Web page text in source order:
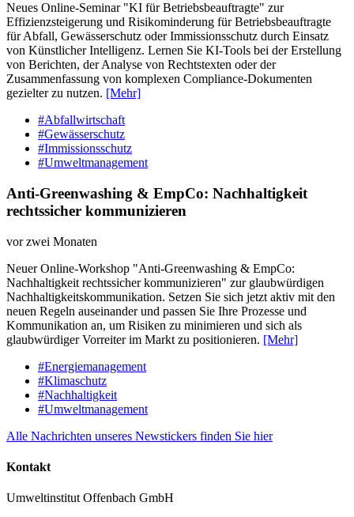
Neues Online-Seminar "KI für Betriebsbeauftragte" zur
Effizienzsteigerung und Risikominderung für Betriebsbeauftragte
für Abfall, Gewässerschutz oder Immissionsschutz durch Einsatz
von Künstlicher Intelligenz. Lernen Sie KI-Tools bei der Erstellung
von Berichten, der Analyse von Rechtstexten oder der
Zusammenfassung von komplexen Compliance-Dokumenten
gezielter zu nutzen. [Mehr]
#Abfallwirtschaft
#Gewässerschutz
#Immissionsschutz
#Umweltmanagement
Anti-Greenwashing & EmpCo: Nachhaltigkeit
rechtssicher kommunizieren
vor zwei Monaten
Neuer Online-Workshop "Anti-Greenwashing & EmpCo:
Nachhaltigkeit rechtssicher kommunizieren" zur glaubwürdigen
Nachhaltigkeitskommunikation. Setzen Sie sich jetzt aktiv mit den
neuen Regeln auseinander und passen Sie Ihre Prozesse und
Kommunikation an, um Risiken zu minimieren und sich als
glaubwürdiger Vorreiter im Markt zu positionieren. [Mehr]
#Energiemanagement
#Klimaschutz
#Nachhaltigkeit
#Umweltmanagement
Alle Nachrichten unseres Newstickers finden Sie hier
Kontakt
Umweltinstitut Offenbach GmbH